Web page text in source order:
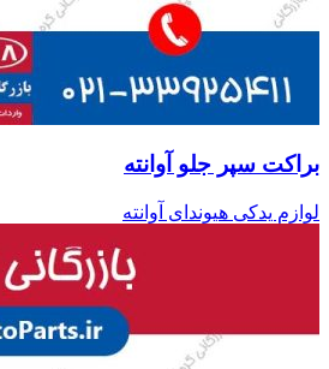
براکت سپر جلو آوانته
لوازم یدکی هیوندای آوانته